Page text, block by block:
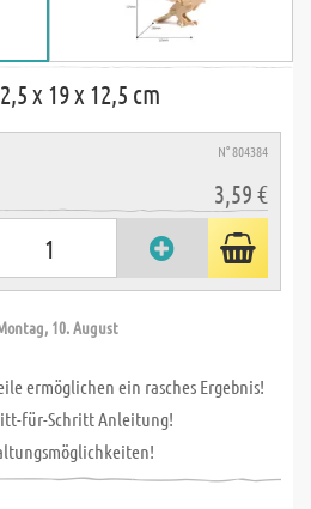
x 19 x 12,5 cm
N° 804384
3,59 €
10. August
ermöglichen ein rasches Ergebnis!
für-Schritt Anleitung!